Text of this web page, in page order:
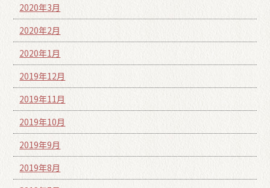
2020年3月
2020年2月
2020年1月
2019年12月
2019年11月
2019年10月
2019年9月
2019年8月